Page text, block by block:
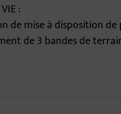
:
de mise à disposition
de 3 bandes de